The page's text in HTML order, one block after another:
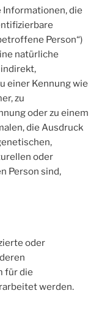
Informationen, die
Person“)
natürliche
einer Kennung wie
zu
oder zu einem
die Ausdruck
oder
Person sind,
oder
für die
werden.